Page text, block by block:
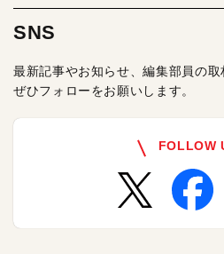
SNS
最新記事やお知らせ、編集部員の取
ぜひフォローをお願いします。
FOLLOW